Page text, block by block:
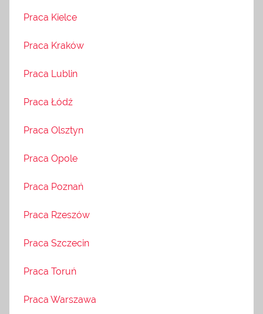
Praca Kielce
Praca Kraków
Praca Lublin
Praca Łódź
Praca Olsztyn
Praca Opole
Praca Poznań
Praca Rzeszów
Praca Szczecin
Praca Toruń
Praca Warszawa